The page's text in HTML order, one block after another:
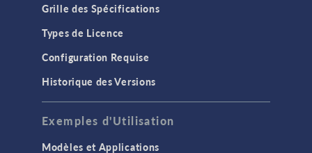
Grille des Spécifications
Types de Licence
Configuration Requise
Historique des Versions
Exemples d'Utilisation
Modèles et Applications